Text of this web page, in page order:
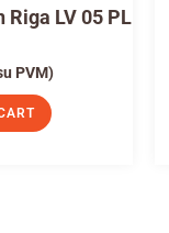
Riga LV 05 PL
PVM)